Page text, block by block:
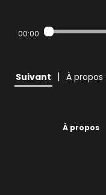
00:00
Suivant | À propos
À propos